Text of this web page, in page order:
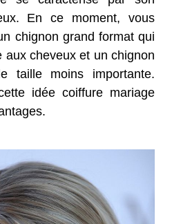
En ce moment, vous
chignon grand format qui
aux cheveux et un chignon
taille moins importante.
idée coiffure mariage